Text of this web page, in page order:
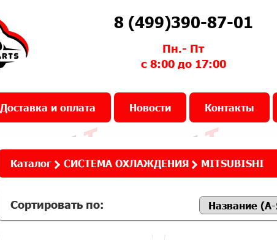
8 (499)390-87-01
Пн.- Пт
с 8:00 до 17:00
Доставка и оплата Новости Контакты
Каталог СИСТЕМА ОХЛАЖДЕНИЯ MITSUBISHI
Сортировать по: